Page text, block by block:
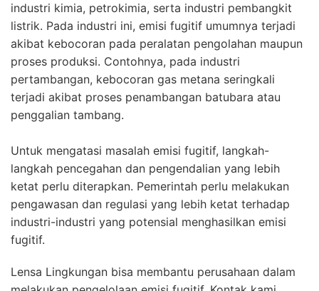
industri kimia, petrokimia, serta industri pembangkit
listrik. Pada industri ini, emisi fugitif umumnya terjadi
akibat kebocoran pada peralatan pengolahan maupun
proses produksi. Contohnya, pada industri
pertambangan, kebocoran gas metana seringkali
terjadi akibat proses penambangan batubara atau
penggalian tambang.
Untuk mengatasi masalah emisi fugitif, langkah-
langkah pencegahan dan pengendalian yang lebih
ketat perlu diterapkan. Pemerintah perlu melakukan
pengawasan dan regulasi yang lebih ketat terhadap
industri-industri yang potensial menghasilkan emisi
fugitif.
Lensa Lingkungan bisa membantu perusahaan dalam